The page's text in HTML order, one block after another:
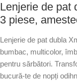
Lenjerie de pat
3 piese,
Lenjerie de pat dubla
bumbac, multicolor,
pentru sărbători.
bucură-te de nopți